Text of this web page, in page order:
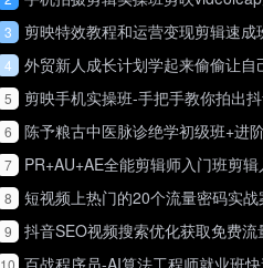
3 剪映特效教程和运营变现剪辑速成
4 外贸新人成长计划学起来偷偷让自
5 剪映手机实操班-手把手教你拍出
6 陈予粮古中医脉诊绝学初级班+进
7 PR+AU+AE全能剪辑师入门班剪
8 短视频上热门的20个流量密码实战
9 抖音SEO视频搜索优化获取免费流
百战程序员-AI算法工程师就业班